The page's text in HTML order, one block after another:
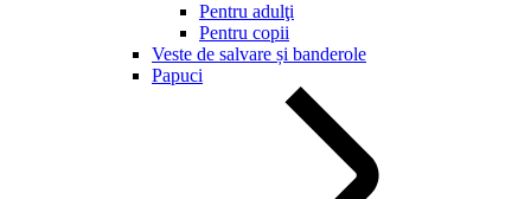
Pentru adulţi
Pentru copii
Veste de salvare și banderole
Papuci